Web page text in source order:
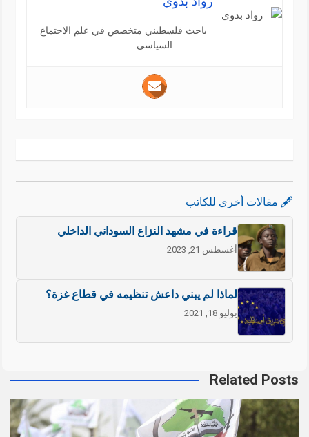
باحث فلسطيني متخصص في علم الاجتماع
السياسي
🖋️ مقالات أخرى للكاتب
قراءة في مشهد النزاع السوداني الداخلي
أغسطس 21, 2023
لماذا لم يبني داعش تنظيمه في قطاع غزة؟
يوليو 18, 2021
Related Posts